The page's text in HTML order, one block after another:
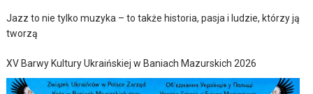
Jazz to nie tylko muzyka – to także historia, pasja i ludzie, którzy ją
tworzą
XV Barwy Kultury Ukraińskiej w Baniach Mazurskich 2026